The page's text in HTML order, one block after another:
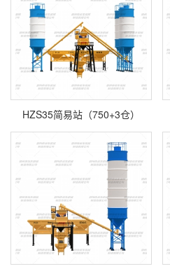
HZS35简易站（750+3仓）